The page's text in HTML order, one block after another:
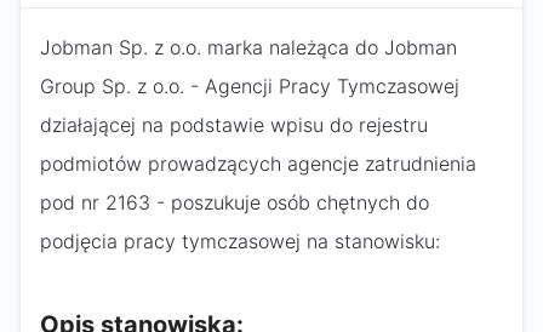
Jobman Sp. z o.o. marka należąca do Jobman
Group Sp. z o.o. - Agencji Pracy Tymczasowej
działającej na podstawie wpisu do rejestru
podmiotów prowadzących agencje zatrudnienia
pod nr 2163 - poszukuje osób chętnych do
podjęcia pracy tymczasowej na stanowisku:
Opis stanowiska: